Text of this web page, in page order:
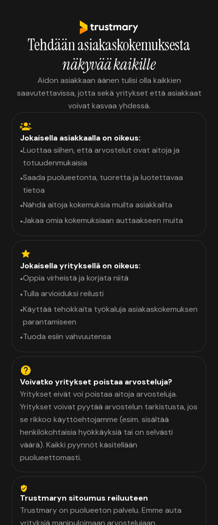
Tehdään asiakaskokemuksesta
näkyvää kaikille
Aidon asiakkaan äänen tulisi olla kaikkien
saavutettavissa, jotta sekä yritykset että asiakkaat
voivat kasvaa yhdessä.
Jokaisella asiakkaalla on oikeus:
•Luottaa siihen, että arvostelut ovat aitoja ja
totuudenmukaisia
•Saada puolueetonta, tuoretta ja luotettavaa
tietoa
•Nähdä aitoja kokemuksia muilta asiakkailta
•Jakaa omia kokemuksiaan auttaakseen muita
Jokaisella yrityksellä on oikeus:
•Oppia virheistä ja korjata niitä
•Tulla arvioiduksi reilusti
•Käyttää tehokkaita työkaluja asiakaskokemuksen
parantamiseen
•Tuoda esiin vahvuutensa
Voivatko yritykset poistaa arvosteluja?
Yritykset eivät voi poistaa aitoja arvosteluja.
Yritykset voivat pyytää arvostelun tarkistusta, jos
se rikkoo käyttöehtojamme (esim. sisältää
henkilökohtaisia hyökkäyksiä tai on selvästi
väärä). Kaikki pyynnöt käsitellään
puolueettomasti.
Trustmaryn sitoumus reiluuteen
Trustmary on puolueeton palvelu. Emme auta
yrityksiä manipuloimaan arvostelujaan.